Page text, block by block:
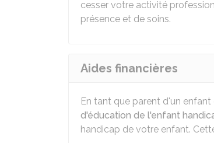
cesser votre activité
présence et de soins.
Aides financières
En tant que parent d'un
d'éducation de l'enfant
handicap de votre enfant.